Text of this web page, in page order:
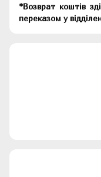
*Возврат коштів
переказом у